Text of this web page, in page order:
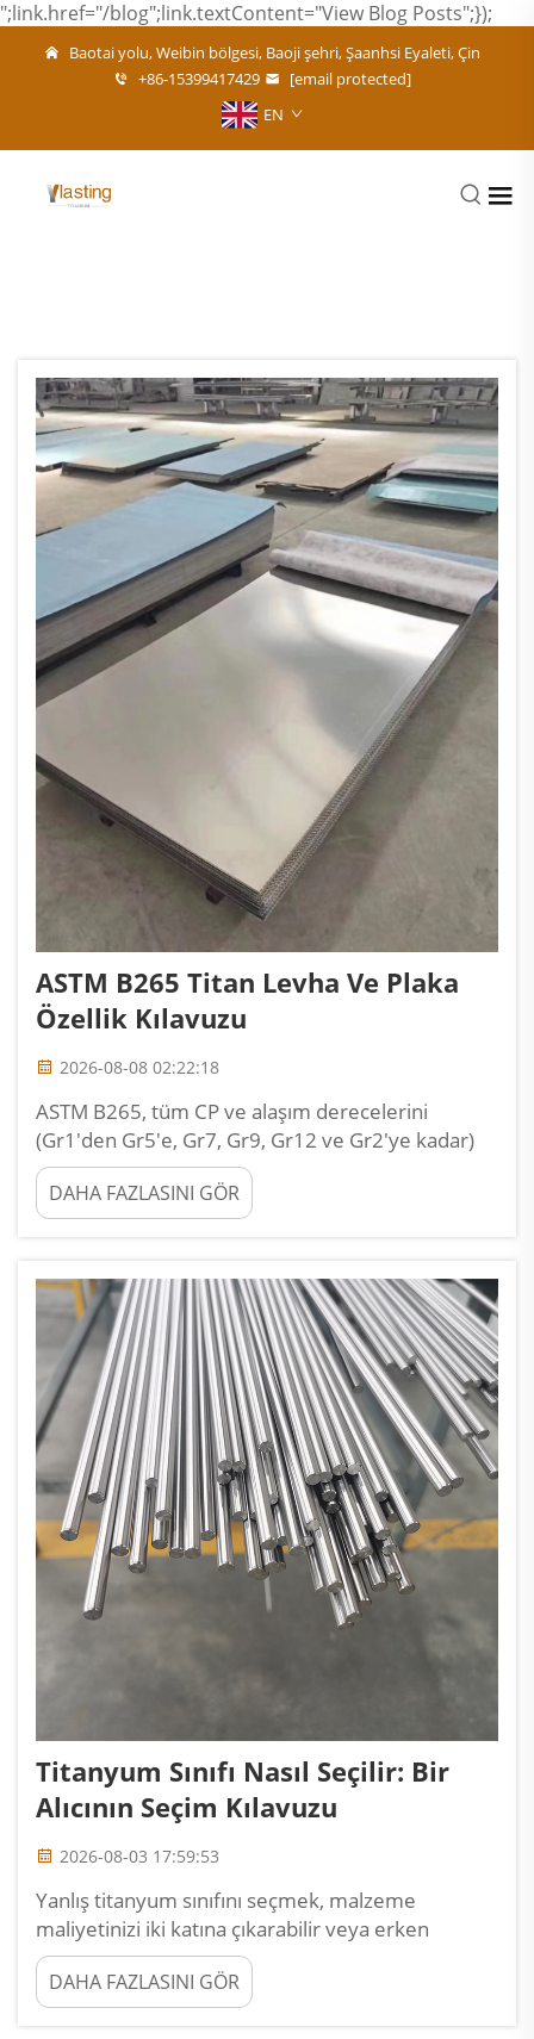
";link.href="/blog";link.textContent="View Blog Posts";});
Baotai yolu, Weibin bölgesi, Baoji şehri, Şaanhsi Eyaleti, Çin
+86-15399417429
[email protected]
EN
ASTM B265 Titan Levha Ve Plaka
Özellik Kılavuzu
2026-08-08 02:22:18
ASTM B265, tüm CP ve alaşım derecelerini
(Gr1'den Gr5'e, Gr7, Gr9, Gr12 ve Gr2'ye kadar)
kapsayan titanyum levha ve plaka için en önemli
standarttır. Kimyasal bileşim sınırlarını, mekanik
özellik gereksinimlerini ve boyutsal toleransları
DAHA FAZLASINI GÖR
Titanyum Sınıfı Nasıl Seçilir: Bir
Alıcının Seçim Kılavuzu
2026-08-03 17:59:53
Yanlış titanyum sınıfını seçmek, malzeme
maliyetinizi iki katına çıkarabilir veya erken
başarısızlığa yol açabilir. Bu kılavuz, en uygun sınıfı
seçmek için beş karar faktörünü ele alır. Faktör 1:
Dayanım Gereksinimleri Düşük dayanım (240–
DAHA FAZLASINI GÖR